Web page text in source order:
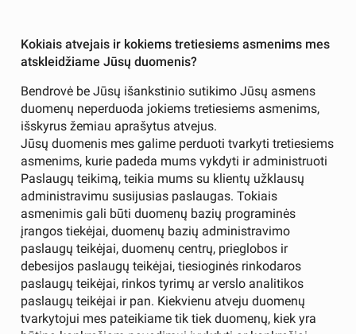
Kokiais atvejais ir kokiems tretiesiems asmenims mes
atskleidžiame Jūsų duomenis?
Bendrovė be Jūsų išankstinio sutikimo Jūsų asmens
duomenų neperduoda jokiems tretiesiems asmenims,
išskyrus žemiau aprašytus atvejus.
Jūsų duomenis mes galime perduoti tvarkyti tretiesiems
asmenims, kurie padeda mums vykdyti ir administruoti
Paslaugų teikimą, teikia mums su klientų užklausų
administravimu susijusias paslaugas. Tokiais
asmenimis gali būti duomenų bazių programinės
įrangos tiekėjai, duomenų bazių administravimo
paslaugų teikėjai, duomenų centrų, prieglobos ir
debesijos paslaugų teikėjai, tiesioginės rinkodaros
paslaugų teikėjai, rinkos tyrimų ar verslo analitikos
paslaugų teikėjai ir pan. Kiekvienu atveju duomenų
tvarkytojui mes pateikiame tik tiek duomenų, kiek yra